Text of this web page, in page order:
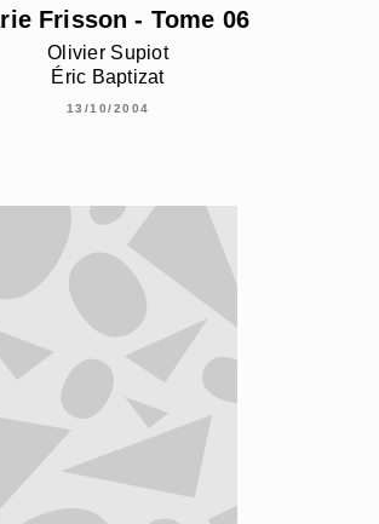
Frisson - Tome 06
Olivier Supiot
Éric Baptizat
13/10/2004